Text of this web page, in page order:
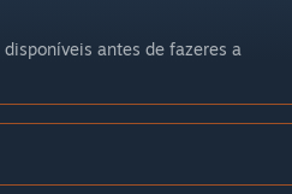
antes de fazeres a